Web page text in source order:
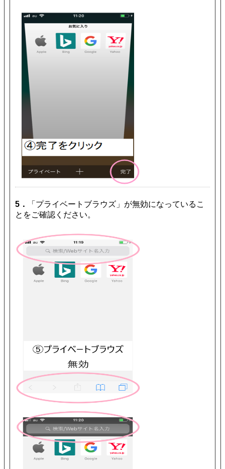
5．
「プライベートブラウズ」が無効になっているこ
とをご確認ください。